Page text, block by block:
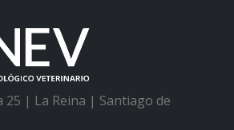
25 | La Reina | Santiago de